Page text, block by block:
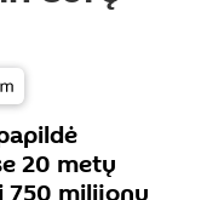
20 metų